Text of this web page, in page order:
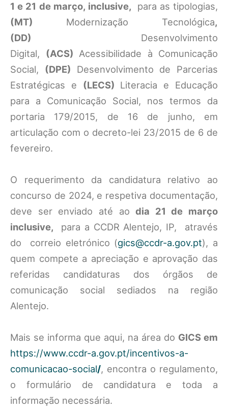
1 e 21 de março, inclusive, para as tipologias,
(MT) Modernização Tecnológica,
(DD) Desenvolvimento
Digital, (ACS) Acessibilidade à Comunicação
Social, (DPE) Desenvolvimento de Parcerias
Estratégicas e (LECS) Literacia e Educação
para a Comunicação Social, nos termos da
portaria 179/2015, de 16 de junho, em
articulação com o decreto-lei 23/2015 de 6 de
fevereiro.
O requerimento da candidatura relativo ao
concurso de 2024, e respetiva documentação,
deve ser enviado até aodia 21 de março
inclusive,
para a CCDR Alentejo, IP, através
do correio eletrónico (gics@ccdr-a.gov.pt), a
quem compete a apreciação e aprovação das
referidas candidaturas dos órgãos de
comunicação social sediados na região
Alentejo.
Mais se informa que aqui, na área do GICS em
https://www.ccdr-a.gov.pt/incentivos-a-
comunicacao-social/, encontra o regulamento,
o formulário de candidatura e toda a
informação necessária.